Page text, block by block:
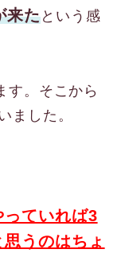
来たという感
す。そこから
ました。
ていれば3
うのはちょ